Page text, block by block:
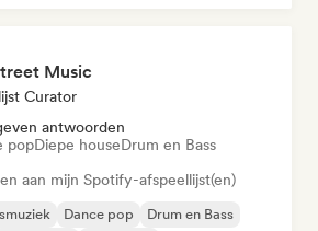
Music
Curator
antwoorden
popDiepe houseDrum en Bass
aan mijn Spotify-afspeellijst(en)
Dance pop
Drum en Bass